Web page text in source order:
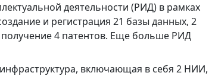
деятельности (РИД) в рамках
и регистрация 21 базы данных, 2
4 патентов. Еще больше РИД
включающая в себя 2 НИИ,